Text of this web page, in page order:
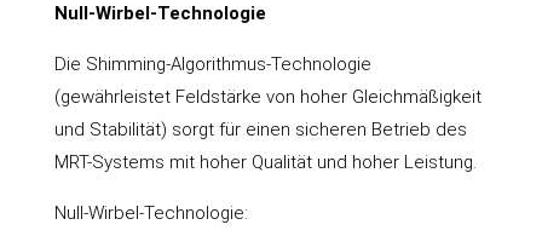
Null-Wirbel-Technologie
Die Shimming-Algorithmus-Technologie
(gewährleistet Feldstärke von hoher Gleichmäßigkeit
und Stabilität) sorgt für einen sicheren Betrieb des
MRT-Systems mit hoher Qualität und hoher Leistung.
Null-Wirbel-Technologie: